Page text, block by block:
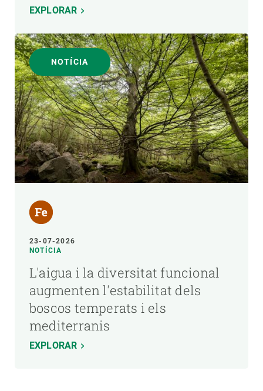
EXPLORAR
NOTÍCIA
23-07-2026
NOTÍCIA
L'aigua i la diversitat funcional
augmenten l'estabilitat dels
boscos temperats i els
mediterranis
EXPLORAR